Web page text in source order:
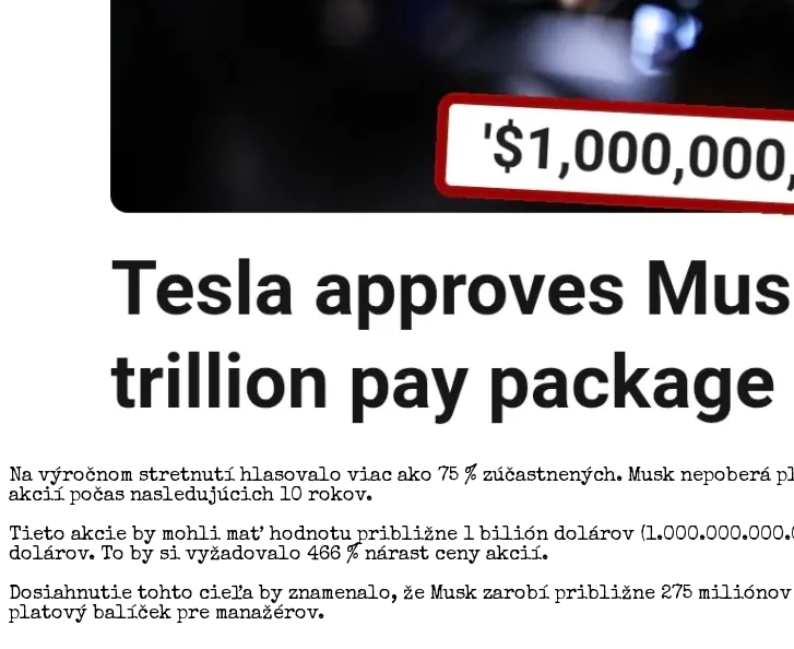
Na výročnom stretnutí hlasovalo viac ako 75 % zúčastnených. Musk
akcií počas nasledujúcich 10 rokov.
Tieto akcie by mohli mať hodnotu približne 1 bilión dolárov
dolárov. To by si vyžadovalo 466 % nárast ceny akcií.
Dosiahnutie tohto cieľa by znamenalo, že Musk zarobí približne 275 miliónov
platový balíček pre manažérov.